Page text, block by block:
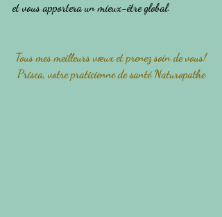
et vous apportera un mieux-être global.
Tous mes meilleurs vœux et prenez soin de vous!
Prisca, votre praticienne de santé Naturopathe